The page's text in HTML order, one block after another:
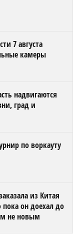
7 августа
камеры
надвигаются
град и
по воркауту
из Китая
он доехал до
не новым